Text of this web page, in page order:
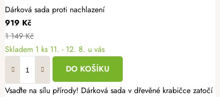
Dárková sada proti nachlazení
919 Kč
1 149 Kč
Skladem 1 ks 11. - 12. 8. u vás
DO KOŠÍKU
Vsaďte na sílu přírody! Dárková sada v dřevěné krabičce zatočí